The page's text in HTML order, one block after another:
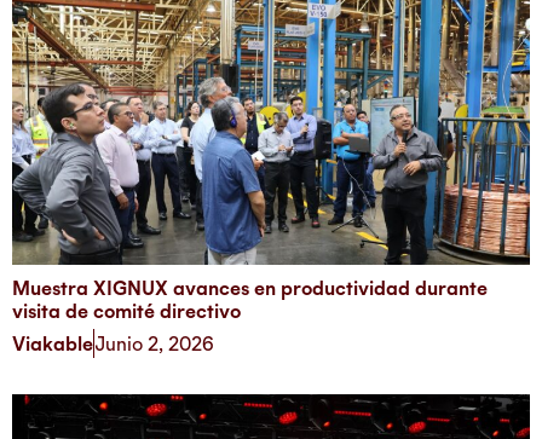
Muestra XIGNUX avances en productividad durante
visita de comité directivo
ViakableJunio 2, 2026